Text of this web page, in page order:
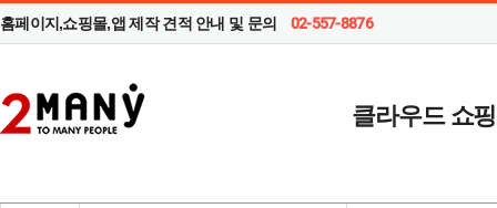
홈페이지,쇼핑몰,앱 제작 견적 안내 및 문의 02-557-8876
클라우드 쇼